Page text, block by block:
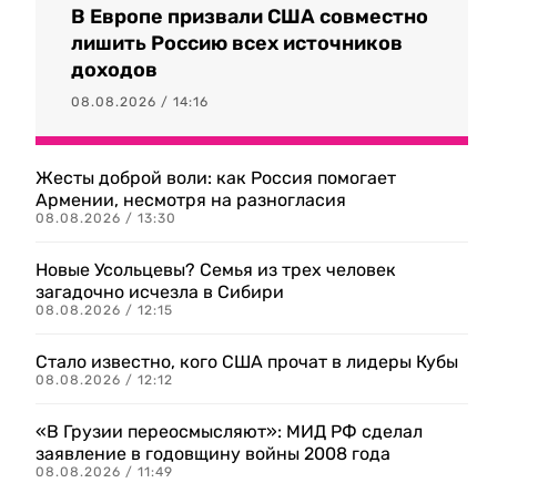
В Европе призвали США совместно
лишить Россию всех источников
доходов
08.08.2026 / 14:16
Жесты доброй воли: как Россия помогает
Армении, несмотря на разногласия
08.08.2026 / 13:30
Новые Усольцевы? Семья из трех человек
загадочно исчезла в Сибири
08.08.2026 / 12:15
Стало известно, кого США прочат в лидеры Кубы
08.08.2026 / 12:12
«В Грузии переосмысляют»: МИД РФ сделал
заявление в годовщину войны 2008 года
08.08.2026 / 11:49